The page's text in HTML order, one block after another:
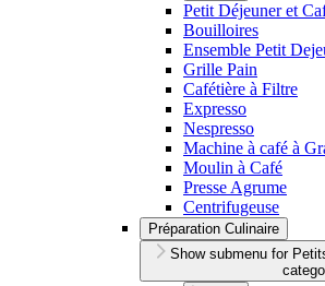
Petit Déjeuner et
Bouilloires
Ensemble Petit
Grille Pain
Cafétière à Filtre
Expresso
Nespresso
Machine à café à
Moulin à Café
Presse Agrume
Centrifugeuse
Préparation Culinaire
Show submenu for